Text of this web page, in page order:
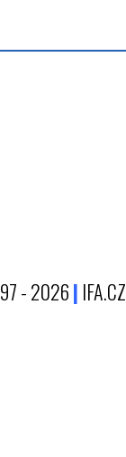
- 2026| IFA.CZ